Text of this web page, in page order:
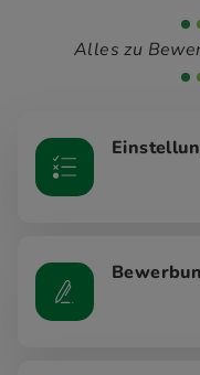
Alles zu